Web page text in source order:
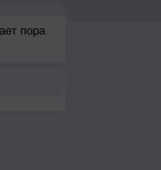
пора